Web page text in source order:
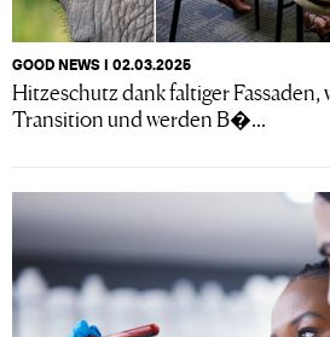
GOOD NEWS I 02.03.2025
Hitzeschutz dank faltiger
Transition und werden B�...